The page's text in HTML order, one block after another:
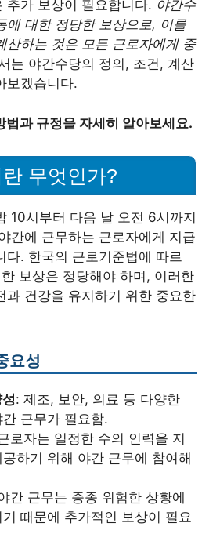
추가 보상이 필요합니다. 야간수
에 대한 정당한 보상으로, 이를
산하는 것은 모든 근로자에게 중
는 야간수당의 정의, 조건, 계산
보겠습니다.
법과 규정을 자세히 알아보세요.
무엇인가?
10시부터 다음 날 오전 6시까지
간에 근무하는 근로자에게 지급
다. 한국의 근로기준법에 따르
보상은 정당해야 하며, 이러한
과 건강을 유지하기 위한 중요한
요성
: 제조, 보안, 의료 등 다양한
근무가 필요함.
로자는 일정한 수의 인력을 지
하기 위해 야간 근무에 참여해
간 근무는 종종 위험한 상황에
때문에 추가적인 보상이 필요